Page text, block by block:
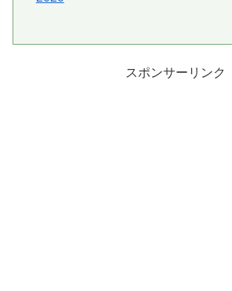
スポンサーリンク